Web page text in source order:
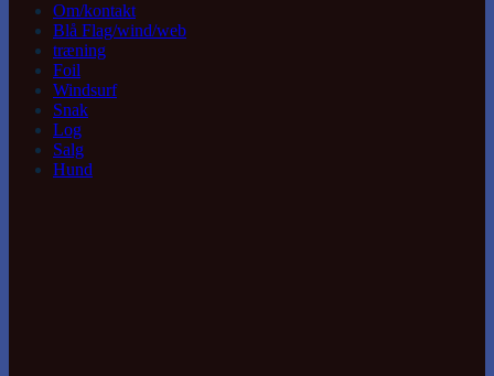
Om/kontakt
Blå Flag/wind/web
træning
Foil
Windsurf
Snak
Log
Salg
Hund